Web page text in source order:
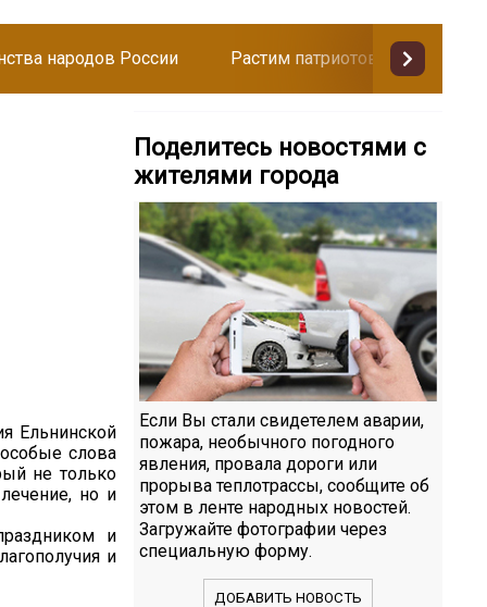
народов России Растим патриотов
Ельнинской
слова
не только
но и
и
и
Поделитесь новостями с
жителями города
Если Вы стали свидетелем аварии,
пожара, необычного погодного
явления, провала дороги или
прорыва теплотрассы, сообщите об
этом в ленте народных новостей.
Загружайте фотографии через
специальную форму.
ДОБАВИТЬ НОВОСТЬ